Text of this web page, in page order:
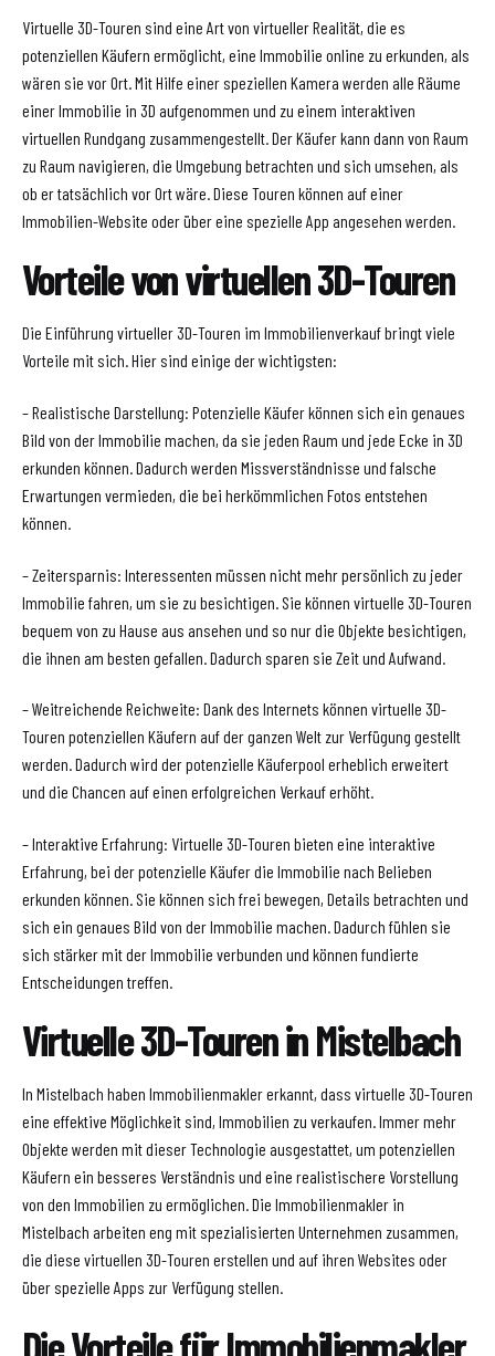
Virtuelle 3D-Touren sind eine Art von virtueller Realität, die es
potenziellen Käufern ermöglicht, eine Immobilie online zu erkunden, als
wären sie vor Ort. Mit Hilfe einer speziellen Kamera werden alle Räume
einer Immobilie in 3D aufgenommen und zu einem interaktiven
virtuellen Rundgang zusammengestellt. Der Käufer kann dann von Raum
zu Raum navigieren, die Umgebung betrachten und sich umsehen, als
ob er tatsächlich vor Ort wäre. Diese Touren können auf einer
Immobilien-Website oder über eine spezielle App angesehen werden.
Vorteile von virtuellen 3D-Touren
Die Einführung virtueller 3D-Touren im Immobilienverkauf bringt viele
Vorteile mit sich. Hier sind einige der wichtigsten:
– Realistische Darstellung: Potenzielle Käufer können sich ein genaues
Bild von der Immobilie machen, da sie jeden Raum und jede Ecke in 3D
erkunden können. Dadurch werden Missverständnisse und falsche
Erwartungen vermieden, die bei herkömmlichen Fotos entstehen
können.
– Zeitersparnis: Interessenten müssen nicht mehr persönlich zu jeder
Immobilie fahren, um sie zu besichtigen. Sie können virtuelle 3D-Touren
bequem von zu Hause aus ansehen und so nur die Objekte besichtigen,
die ihnen am besten gefallen. Dadurch sparen sie Zeit und Aufwand.
– Weitreichende Reichweite: Dank des Internets können virtuelle 3D-
Touren potenziellen Käufern auf der ganzen Welt zur Verfügung gestellt
werden. Dadurch wird der potenzielle Käuferpool erheblich erweitert
und die Chancen auf einen erfolgreichen Verkauf erhöht.
– Interaktive Erfahrung: Virtuelle 3D-Touren bieten eine interaktive
Erfahrung, bei der potenzielle Käufer die Immobilie nach Belieben
erkunden können. Sie können sich frei bewegen, Details betrachten und
sich ein genaues Bild von der Immobilie machen. Dadurch fühlen sie
sich stärker mit der Immobilie verbunden und können fundierte
Entscheidungen treffen.
Virtuelle 3D-Touren in Mistelbach
In Mistelbach haben Immobilienmakler erkannt, dass virtuelle 3D-Touren
eine effektive Möglichkeit sind, Immobilien zu verkaufen. Immer mehr
Objekte werden mit dieser Technologie ausgestattet, um potenziellen
Käufern ein besseres Verständnis und eine realistischere Vorstellung
von den Immobilien zu ermöglichen. Die Immobilienmakler in
Mistelbach arbeiten eng mit spezialisierten Unternehmen zusammen,
die diese virtuellen 3D-Touren erstellen und auf ihren Websites oder
über spezielle Apps zur Verfügung stellen.